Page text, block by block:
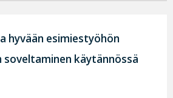
hyvään esimiestyöhön
soveltaminen käytännössä